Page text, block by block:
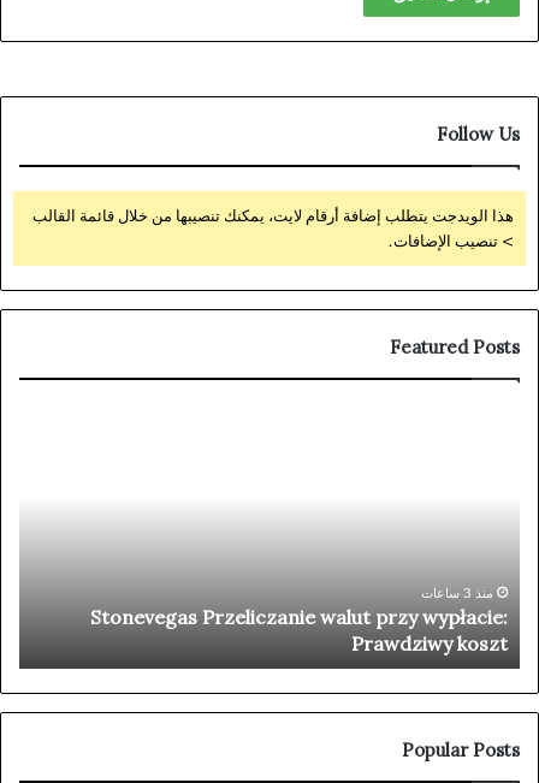
Follow Us
هذا الويدجت يتطلب إضافة أرقام لايت، يمكنك تنصيبها من خلال قائمة القالب
> تنصيب الإضافات.
Featured Posts
منذ 3 ساعات
Stonevegas Przeliczanie walut przy wypłacie:
Prawdziwy koszt
Popular Posts